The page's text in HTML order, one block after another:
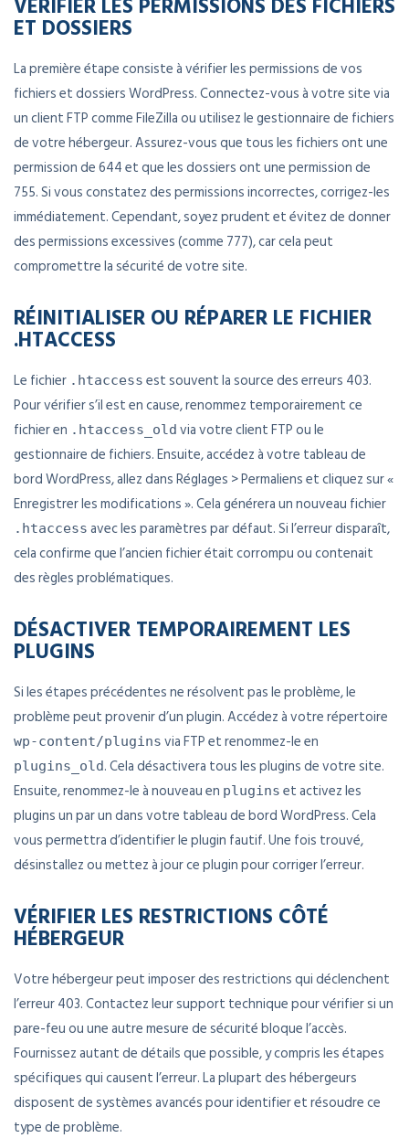
ET DOSSIERS
La première étape consiste à vérifier les permissions de vos
fichiers et dossiers WordPress. Connectez-vous à votre site via
un client FTP comme FileZilla ou utilisez le gestionnaire de fichiers
de votre hébergeur. Assurez-vous que tous les fichiers ont une
permission de 644 et que les dossiers ont une permission de
755. Si vous constatez des permissions incorrectes, corrigez-les
immédiatement. Cependant, soyez prudent et évitez de donner
des permissions excessives (comme 777), car cela peut
compromettre la sécurité de votre site.
RÉINITIALISER OU RÉPARER LE FICHIER
.HTACCESS
Le fichier .htaccess est souvent la source des erreurs 403.
Pour vérifier s’il est en cause, renommez temporairement ce
fichier en .htaccess_old via votre client FTP ou le
gestionnaire de fichiers. Ensuite, accédez à votre tableau de
bord WordPress, allez dans Réglages > Permaliens et cliquez sur «
Enregistrer les modifications ». Cela générera un nouveau fichier
.htaccess avec les paramètres par défaut. Si l’erreur disparaît,
cela confirme que l’ancien fichier était corrompu ou contenait
des règles problématiques.
DÉSACTIVER TEMPORAIREMENT LES
PLUGINS
Si les étapes précédentes ne résolvent pas le problème, le
problème peut provenir d’un plugin. Accédez à votre répertoire
wp-content/plugins via FTP et renommez-le en
plugins_old. Cela désactivera tous les plugins de votre site.
Ensuite, renommez-le à nouveau en plugins et activez les
plugins un par un dans votre tableau de bord WordPress. Cela
vous permettra d’identifier le plugin fautif. Une fois trouvé,
désinstallez ou mettez à jour ce plugin pour corriger l’erreur.
VÉRIFIER LES RESTRICTIONS CÔTÉ
HÉBERGEUR
Votre hébergeur peut imposer des restrictions qui déclenchent
l’erreur 403. Contactez leur support technique pour vérifier si un
pare-feu ou une autre mesure de sécurité bloque l’accès.
Fournissez autant de détails que possible, y compris les étapes
spécifiques qui causent l’erreur. La plupart des hébergeurs
disposent de systèmes avancés pour identifier et résoudre ce
type de problème.